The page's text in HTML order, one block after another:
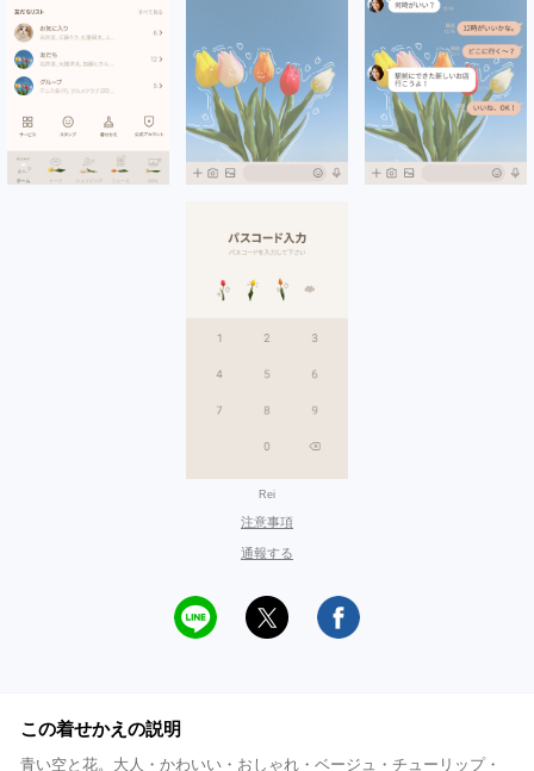
Rei
注意事項
通報する
この着せかえの説明
青い空と花。大人・かわいい・おしゃれ・ベージュ・チューリップ・